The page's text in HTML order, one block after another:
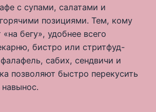
с супами, салатами и
позициями. Тем, кому
бегу», удобнее всего
бистро или стритфуд-
сабих, сендвичи и
позволяют быстро перекусить